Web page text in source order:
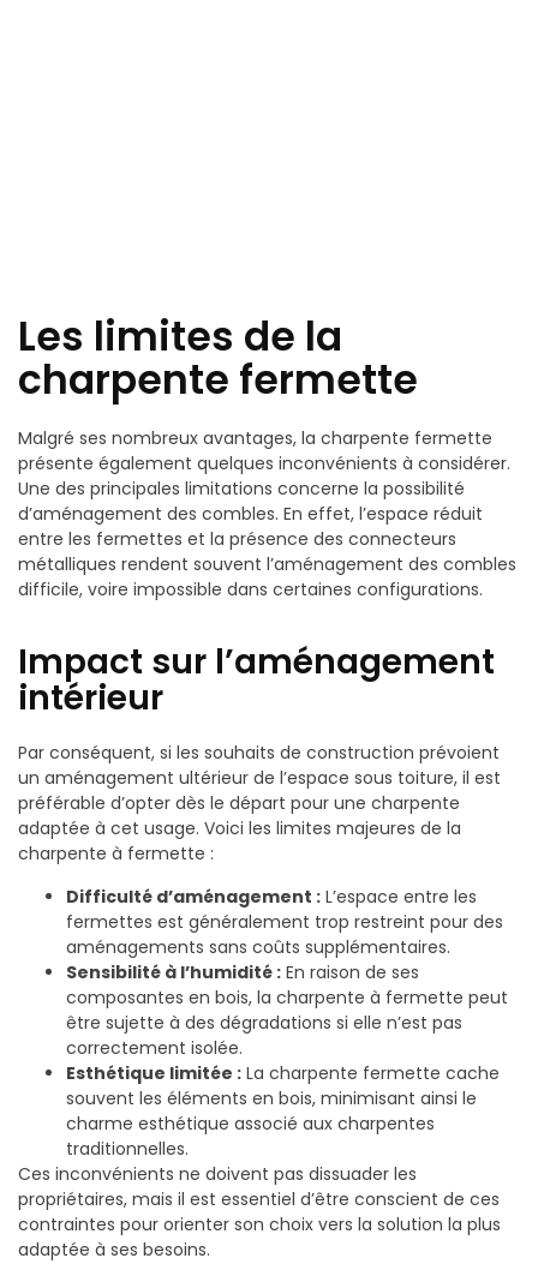
Les limites de la
charpente fermette
Malgré ses nombreux avantages, la charpente fermette
présente également quelques inconvénients à considérer.
Une des principales limitations concerne la possibilité
d’aménagement des combles. En effet, l’espace réduit
entre les fermettes et la présence des connecteurs
métalliques rendent souvent l’aménagement des combles
difficile, voire impossible dans certaines configurations.
Impact sur l’aménagement
intérieur
Par conséquent, si les souhaits de construction prévoient
un aménagement ultérieur de l’espace sous toiture, il est
préférable d’opter dès le départ pour une charpente
adaptée à cet usage. Voici les limites majeures de la
charpente à fermette :
Difficulté d’aménagement : L’espace entre les
fermettes est généralement trop restreint pour des
aménagements sans coûts supplémentaires.
Sensibilité à l’humidité : En raison de ses
composantes en bois, la charpente à fermette peut
être sujette à des dégradations si elle n’est pas
correctement isolée.
Esthétique limitée : La charpente fermette cache
souvent les éléments en bois, minimisant ainsi le
charme esthétique associé aux charpentes
traditionnelles.
Ces inconvénients ne doivent pas dissuader les
propriétaires, mais il est essentiel d’être conscient de ces
contraintes pour orienter son choix vers la solution la plus
adaptée à ses besoins.